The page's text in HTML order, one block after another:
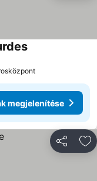
megjelenítése